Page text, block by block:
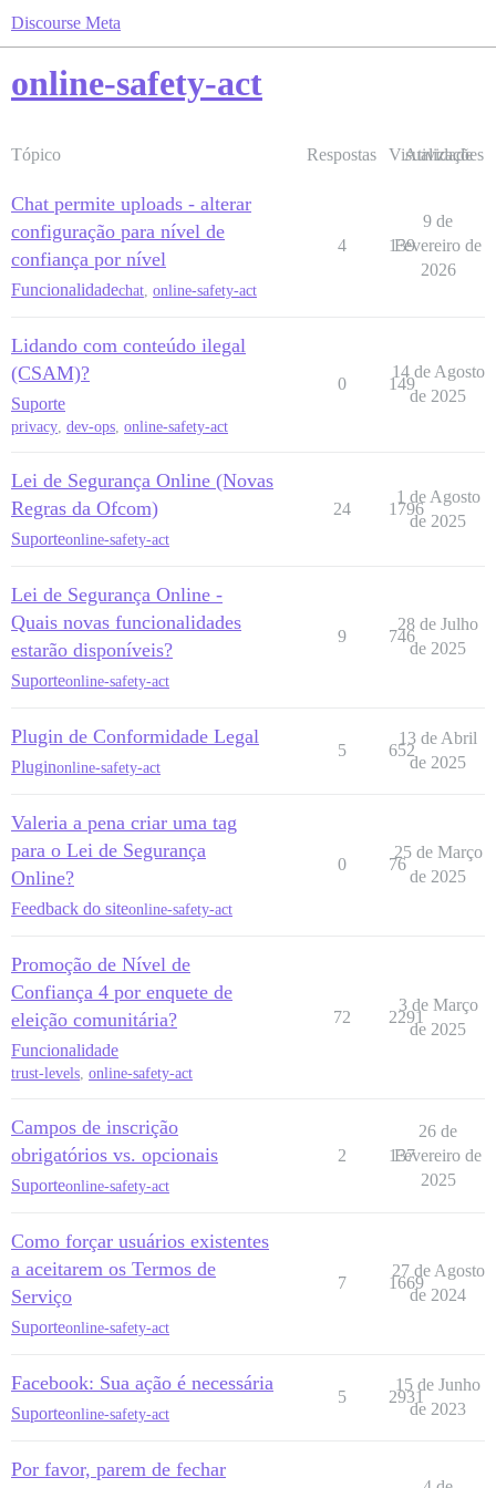
Discourse Meta
online-safety-act
Tópico Respostas Visualizações
Atividade
Chat permite uploads - alterar
configuração para nível de
confiança por nível
Funcionalidadechat online-safety-act
4 139
9 de
Fevereiro de
2026
Lidando com conteúdo ilegal
(CSAM)?
Suporte
privacy, dev-ops, online-safety-act
0 149
14 de Agosto
de 2025
Lei de Segurança Online (Novas
Regras da Ofcom)
Suporteonline-safety-act
24 1796
1 de Agosto
de 2025
Lei de Segurança Online -
Quais novas funcionalidades
estarão disponíveis?
Suporteonline-safety-act
9 746
28 de Julho
de 2025
Plugin de Conformidade Legal
Pluginonline-safety-act
5 652
13 de Abril
de 2025
Valeria a pena criar uma tag
para o Lei de Segurança
Online?
Feedback do siteonline-safety-act
0 76
25 de Março
de 2025
Promoção de Nível de
Confiança 4 por enquete de
eleição comunitária?
Funcionalidade
trust-levels, online-safety-act
72 2291
3 de Março
de 2025
Campos de inscrição
obrigatórios vs. opcionais
Suporteonline-safety-act
2 137
26 de
Fevereiro de
2025
Como forçar usuários existentes
a aceitarem os Termos de
Serviço
Suporteonline-safety-act
7 1669
27 de Agosto
de 2024
Facebook: Sua ação é necessária
Suporteonline-safety-act
5 2931
15 de Junho
de 2023
Por favor, parem de fechar